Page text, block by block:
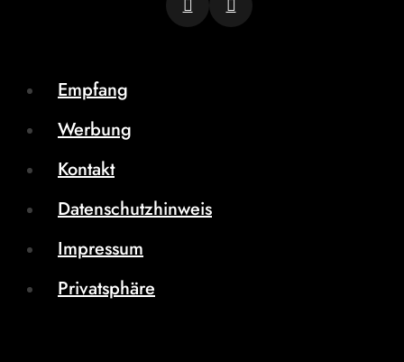
Empfang
Werbung
Kontakt
Datenschutzhinweis
Impressum
Privatsphäre